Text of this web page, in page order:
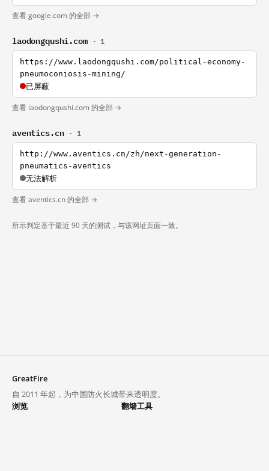
查看 google.com 的全部 →
laodongqushi.com · 1
https://www.laodongqushi.com/political-economy-
pneumoconiosis-mining/
已屏蔽
查看 laodongqushi.com 的全部 →
aventics.cn · 1
http://www.aventics.cn/zh/next-generation-
pneumatics-aventics
无法解析
查看 aventics.cn 的全部 →
所示判定基于最近 90 天的测试，与该网址页面一致。
GreatFire
自 2011 年起，为中国防火长城带来透明度。
浏览
翻墙工具